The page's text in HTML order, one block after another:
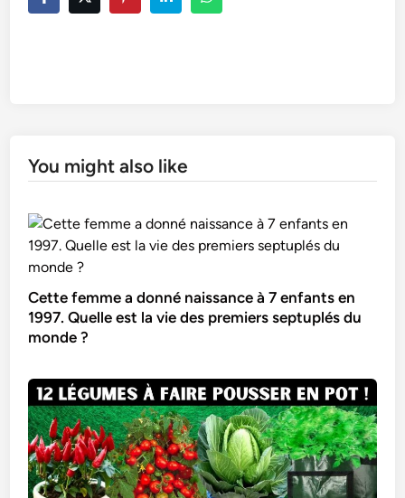
You might also like
Cette femme a donné naissance à 7 enfants en
1997. Quelle est la vie des premiers septuplés du
monde ?